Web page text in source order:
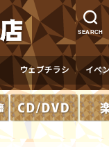
SEARCH
ウェブチラシ イベ